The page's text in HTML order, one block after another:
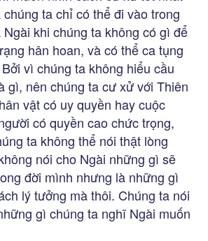
ta chỉ có thể đi vào trong
khi chúng ta không có gì để
hân hoan, và có thể ca tụng
vì chúng ta không hiểu cầu
gì, nên chúng ta cư xử với Thiên
vật có uy quyền hay cuộc
có quyền cao chức trọng,
ta không thể nói thật lòng
nói cho Ngài những gì sẽ
đời mình nhưng là những gì
lý tưởng mà thôi. Chúng ta nói
gì chúng ta nghĩ Ngài muốn